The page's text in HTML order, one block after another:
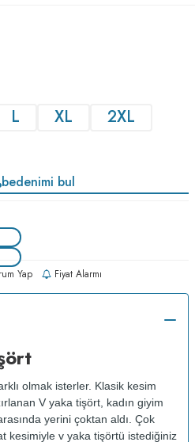
L XL
2XL
bedenimi bul
Yap Fiyat Alarmı
olmak isterler. Klasik kesim
V yaka tişört, kadın giyim
yerini çoktan aldı. Çok
kesimiyle v yaka tişörtü istediğiniz